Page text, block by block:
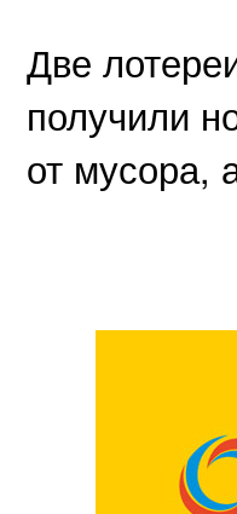
Две
получили
от мусора,